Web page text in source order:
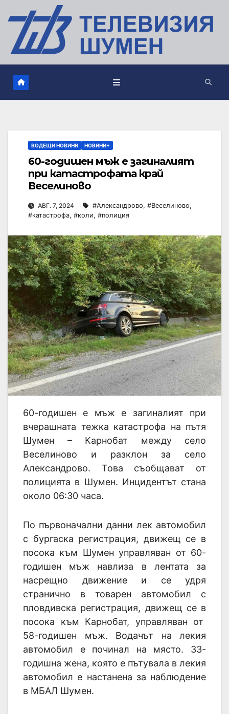
ВОДЕЩИ НОВИНИ НОВИНИ+
60-годишен мъж е загиналият
при катастрофата край
Веселиново
АВГ. 7, 2024 #Александрово, #Веселиново,
#катастрофа, #коли, #полиция
60-годишен е мъж е загиналият при
вчерашната тежка катастрофа на пътя
Шумен – Карнобат между село
Веселиново и разклон за село
Александрово. Това съобщават от
полицията в Шумен. Инцидентът стана
около 06:30 часа.
По първоначални данни лек автомобил
с бургаска регистрация, движещ се в
посока към Шумен управляван от 60-
годишен мъж навлиза в лентата за
насрещно движение и се удря
странично в товарен автомобил с
пловдивска регистрация, движещ се в
посока към Карнобат, управляван от
58-годишен мъж. Водачът на лекия
автомобил е починал на място. 33-
годишна жена, която е пътувала в лекия
автомобил е настанена за наблюдение
в МБАЛ Шумен.